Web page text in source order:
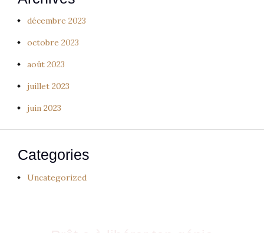
décembre 2023
octobre 2023
août 2023
juillet 2023
juin 2023
Categories
Uncategorized